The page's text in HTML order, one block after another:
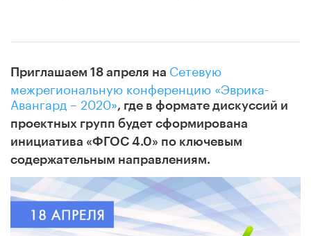
Приглашаем 18 апреля на Сетевую
межрегиональную конференцию «Эврика-
Авангард – 2020», где в формате дискуссий и
проектных групп будет сформирована
инициатива «ФГОС 4.0» по ключевым
содержательным направлениям.